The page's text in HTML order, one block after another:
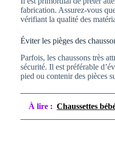
fabrication. Assurez-vous
vérifiant la qualité des
Éviter les pièges des
Parfois, les chaussons très
sécurité. Il est préférable
pied ou contenir des pièces
À lire : Chaussettes